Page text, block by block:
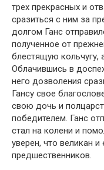
трех прекрасных и
сразиться с ним за
долгом Ганс
полученное от
блестящую кольчугу,
Облачившись в
него дозволения
Гансу свое
свою дочь и
победителем. Ганс
стал на колени и
уверен, что великан и
предшественников.